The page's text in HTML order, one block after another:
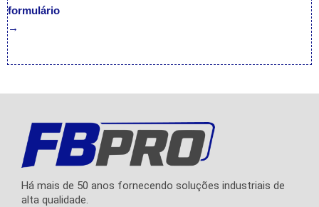
formulário
→
Há mais de 50 anos fornecendo soluções industriais de
alta qualidade.